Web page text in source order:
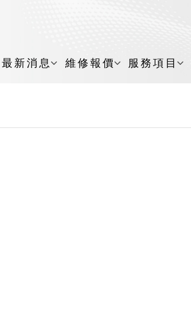
最新消息 維修報價 服務項目